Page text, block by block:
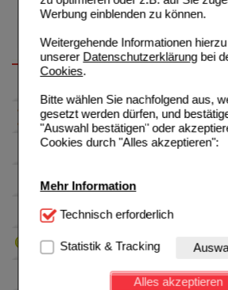
Werbung einblenden zu können.
Weitergehende Informationen
unserer Datenschutzerklärungbei
Cookies.
Bitte wählen Sie nachfolgend aus,
gesetzt werden dürfen, und
"Auswahl bestätigen" oder
Cookies durch "Alles akzeptieren":
Mehr Information
Technisch Notwendig:Hierbei
Website notwendig sind (z.B.
Kundenkonto), weshalb auf diese
werden kann.
Technisch erforderlich
Statistik & Tracking
Alles akzeptieren